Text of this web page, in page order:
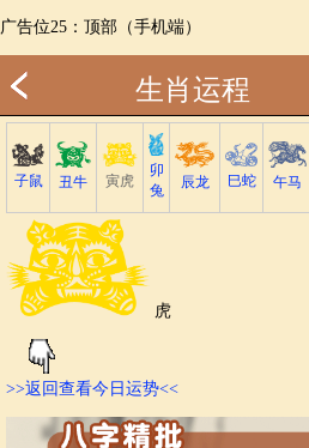
广告位25：顶部（手机端）
生肖运程
子鼠 丑牛 寅虎
卯
兔
辰龙 巳蛇 午马
虎
>>返回查看今日运势<<